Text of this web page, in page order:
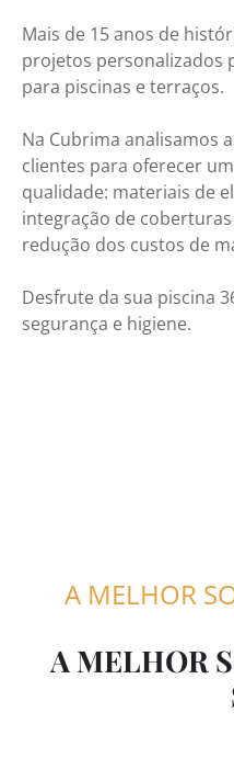
Mais de 15 anos de
projetos personalizados
para piscinas e terraços.
Na Cubrima analisamos
clientes para oferecer
qualidade: materiais de
integração de
redução dos custos de
Desfrute da sua piscina
segurança e higiene.
A MELHOR
A MELHOR